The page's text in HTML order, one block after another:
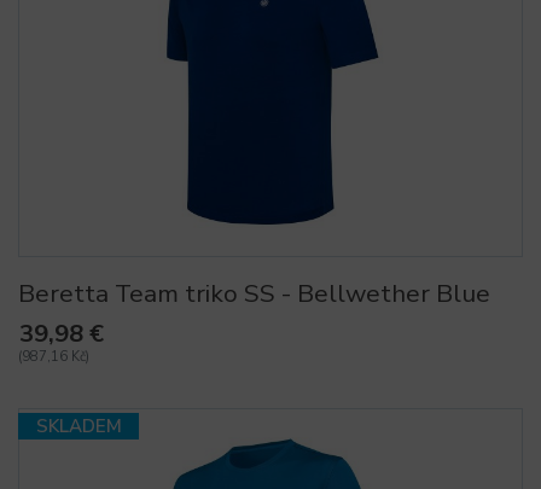
Beretta Team triko SS - Bellwether Blue
39,98 €
(987,16 Kč)
SKLADEM